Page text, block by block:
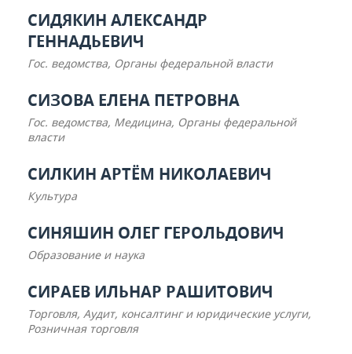
СИДЯКИН АЛЕКСАНДР
ГЕННАДЬЕВИЧ
Гос. ведомства, Органы федеральной власти
СИЗОВА ЕЛЕНА ПЕТРОВНА
Гос. ведомства, Медицина, Органы федеральной
власти
СИЛКИН АРТЁМ НИКОЛАЕВИЧ
Культура
СИНЯШИН ОЛЕГ ГЕРОЛЬДОВИЧ
Образование и наука
СИРАЕВ ИЛЬНАР РАШИТОВИЧ
Торговля, Аудит, консалтинг и юридические услуги,
Розничная торговля